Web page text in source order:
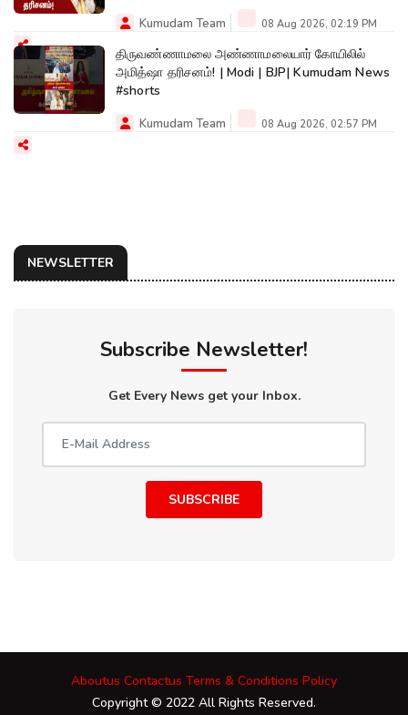
Kumudam Team 08 Aug 2026, 02:19 PM
திருவண்ணாமலை அண்ணாமலையார் கோயிலில்
அமித்ஷா தரிசனம்! | Modi | BJP| Kumudam News
#shorts
Kumudam Team 08 Aug 2026, 02:57 PM
NEWSLETTER
Subscribe Newsletter!
Get Every News get your Inbox.
SUBSCRIBE
Aboutus Contactus Terms & Conditions Policy
Copyright © 2022 All Rights Reserved.